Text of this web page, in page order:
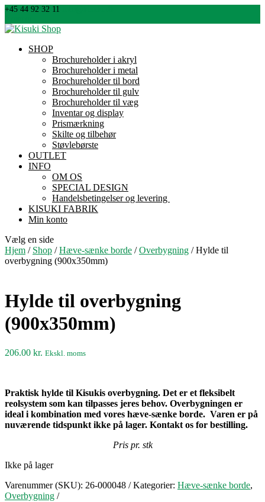
+45 44 92 32 11
SHOP
Brochureholder i akryl
Brochureholder i metal
Brochureholder til bord
Brochureholder til gulv
Brochureholder til væg
Inventar og display
Prismærkning
Skilte og tilbehør
Støvlebørste
OUTLET
INFO
OM OS
SPECIAL DESIGN
Handelsbetingelser og levering
KISUKI FABRIK
Min konto
Vælg en side
Hjem / Shop /Hæve-sænke borde /Overbygning / Hylde til
overbygning (900x350mm)
Hylde til overbygning
(900x350mm)
206.00 kr. Ekskl. moms
Praktisk hylde til Kisukis overbygning. Det er et fleksibelt
reolsystem som kan tilpasses jeres behov. Overbygningen er
ideal i kombination med vores hæve-sænke borde. Varen er på
nuværende tidspunkt ikke på lager. Kontakt os for bestilling.
Pris pr. stk
Ikke på lager
Varenummer (SKU): 26-000048 Kategorier: Hæve-sænke borde,
Overbygning